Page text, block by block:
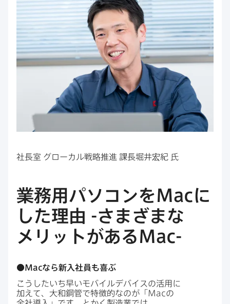
社長室 グローカル戦略推進 課長堀井宏紀 氏
業務用パソコンをMacに​
した​理由 -さまざまな​
メリットが​ある Mac-
●Macなら​新入社員も​喜ぶ
こうしたいち早い​モバイルデバイスの​活用に​
加えて、​大和鋼管で​特徴的なのが​「 Macの​